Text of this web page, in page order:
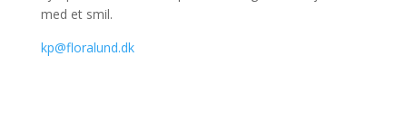
med et smil.
kp@floralund.dk